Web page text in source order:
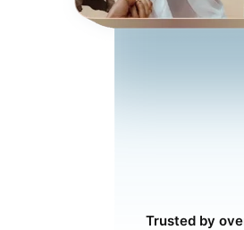
Trusted by